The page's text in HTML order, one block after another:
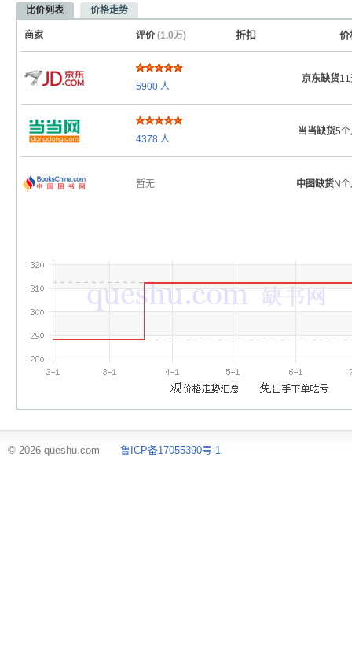
比价列表 价格走势
商家 评价 (1.0万) 折扣 价
5900 人
京东缺货
4378 人
当当缺货5个
暂无 中图缺货N
© 2026 queshu.com 鲁ICP备17055390号-1